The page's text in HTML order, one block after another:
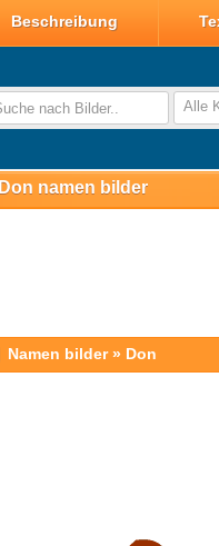
Beschreibung
Alle
Don namen bilder
Namen bilder» Don